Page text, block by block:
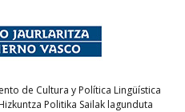
de Cultura y Política Lingüística
Politika Sailak lagunduta